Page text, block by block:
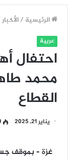
الرئيسية /الأخبار
عربية
احتفال
محمد
القطاع
يناير 21, 2025
غزة – بموقف